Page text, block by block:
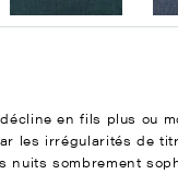
en fils plus ou
les irrégularités de
sombrement